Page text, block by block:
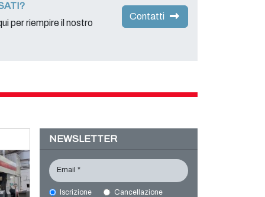
per riempire il nostro
Contatti
NEWSLETTER
Email *
Iscrizione Cancellazione